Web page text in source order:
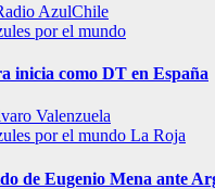
AzulChile
por el mundo
inicia como DT en España
Valenzuela
por el mundo La Roja
de Eugenio Mena ante